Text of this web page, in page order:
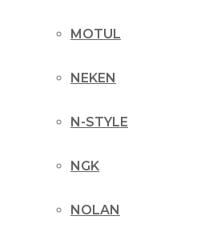
MOTUL
NEKEN
N-STYLE
NGK
NOLAN